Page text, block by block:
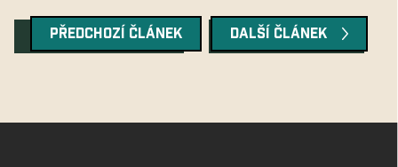
PŘEDCHOZÍ ČLÁNEK DALŠÍ ČLÁNEK